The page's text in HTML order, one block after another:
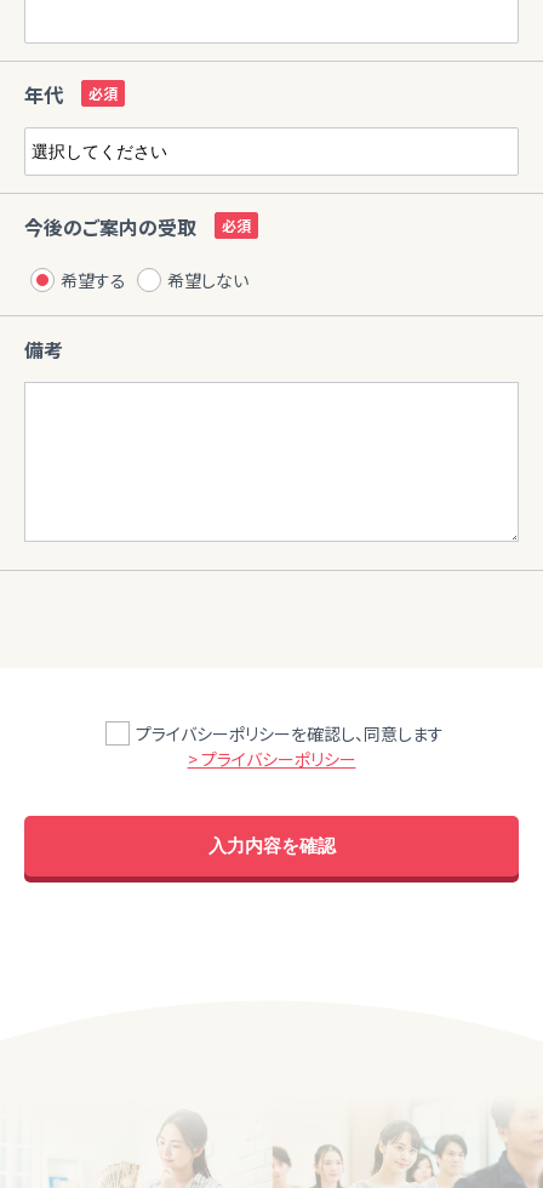
年代
今後のご案内の受取
希望する 希望しない
備考
プライバシーポリシーを確認し、同意します
> プライバシーポリシー
入力内容を確認